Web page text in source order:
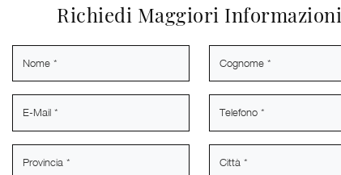
Richiedi Maggiori Informazioni